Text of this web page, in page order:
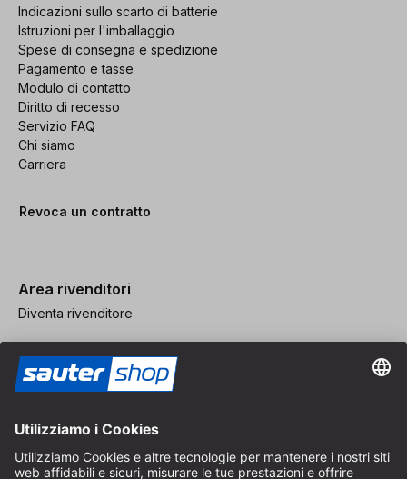
Indicazioni sullo scarto di batterie
Istruzioni per l'imballaggio
Spese di consegna e spedizione
Pagamento e tasse
Modulo di contatto
Diritto di recesso
Servizio FAQ
Chi siamo
Carriera
Revoca un contratto
Area rivenditori
Diventa rivenditore
CGV